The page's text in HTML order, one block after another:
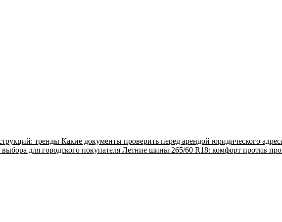
тренды Какие документы проверить перед арендой юридического
для городского покупателя Летние шины 265/60 R18: комфорт против